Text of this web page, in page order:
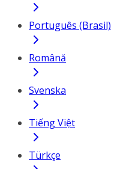
Português (Brasil)
Română
Svenska
Tiếng Việt
Türkçe